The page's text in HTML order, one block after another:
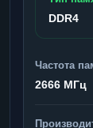
DDR4
Частота
2666 МГц